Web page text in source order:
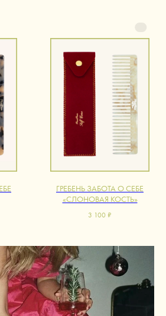
ГРЕБЕНЬ ЗАБОТА О СЕБЕ
«СЛОНОВАЯ КОСТЬ»
3 100 ₽